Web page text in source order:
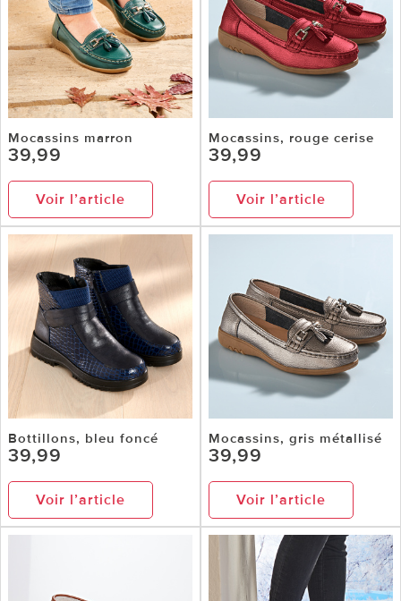
Mocassins marron
39,99
Voir l’article
Mocassins, rouge cerise
39,99
Voir l’article
Bottillons, bleu foncé
39,99
Voir l’article
Mocassins, gris métallisé
39,99
Voir l’article